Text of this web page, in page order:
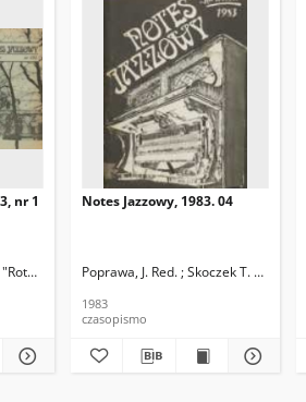
nr 1
Skoczek, T. Red.
Notes Jazzowy, 1983. 04
Poprawa, J. Red. ; Skoczek T. Red.
1983
czasopismo